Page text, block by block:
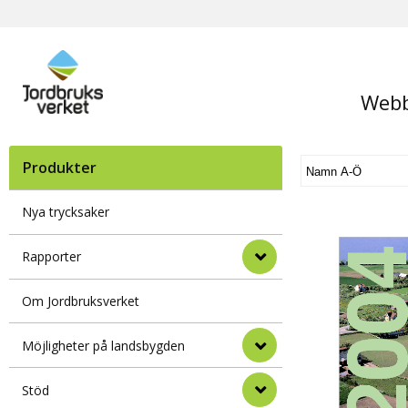
Produkter
Nya trycksaker
Rapporter
Om Jordbruksverket
Möjligheter på landsbygden
Stöd